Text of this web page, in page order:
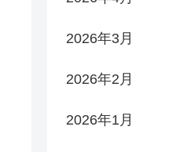
2026年3月
2026年2月
2026年1月